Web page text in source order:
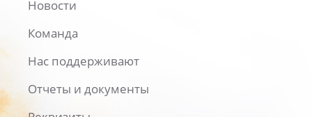
Новости
Команда
Нас поддерживают
Отчеты и документы